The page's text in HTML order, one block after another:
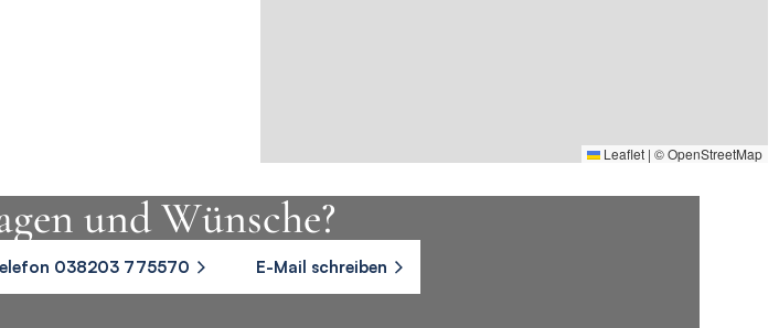
und Wünsche?
038203 775570 E-Mail schreiben